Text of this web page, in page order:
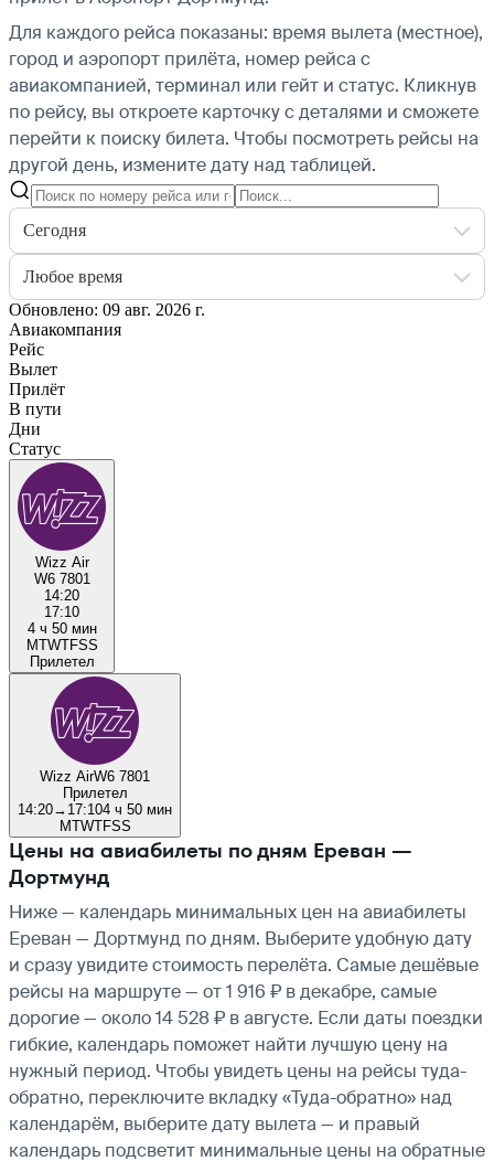
Для каждого рейса показаны: время вылета (местное),
город и аэропорт прилёта, номер рейса с
авиакомпанией, терминал или гейт и статус. Кликнув
по рейсу, вы откроете карточку с деталями и сможете
перейти к поиску билета. Чтобы посмотреть рейсы на
другой день, измените дату над таблицей.
Сегодня
Любое время
Обновлено: 09 авг. 2026 г.
Авиакомпания
Рейс
Вылет
Прилёт
В пути
Дни
Статус
Wizz Air
W6 7801
14:20
17:10
4 ч 50 мин
MTWTFSS
Прилетел
Wizz AirW6 7801
Прилетел
14:20→ 17:104 ч 50 мин
MTWTFSS
Цены на авиабилеты по дням Ереван —
Дортмунд
Ниже — календарь минимальных цен на авиабилеты
Ереван — Дортмунд по дням. Выберите удобную дату
и сразу увидите стоимость перелёта. Самые дешёвые
рейсы на маршруте — от 1 916 ₽ в декабре, самые
дорогие — около 14 528 ₽ в августе. Если даты поездки
гибкие, календарь поможет найти лучшую цену на
нужный период. Чтобы увидеть цены на рейсы туда-
обратно, переключите вкладку «Туда-обратно» над
календарём, выберите дату вылета — и правый
календарь подсветит минимальные цены на обратные